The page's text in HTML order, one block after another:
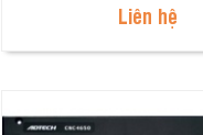
Liên hệ